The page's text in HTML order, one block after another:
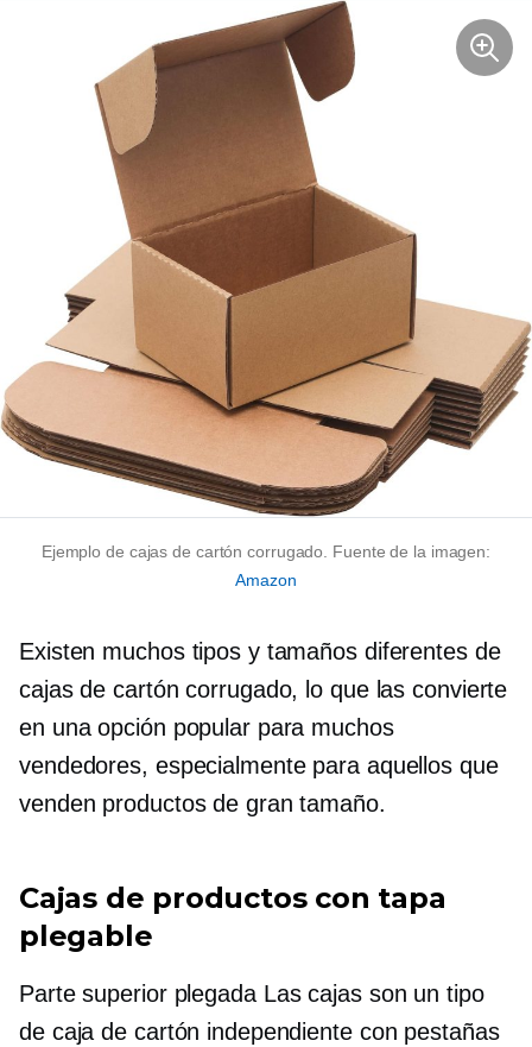
Ejemplo de cajas de cartón corrugado. Fuente de la imagen:
Amazon
Existen muchos tipos y tamaños diferentes de
cajas de cartón corrugado, lo que las convierte
en una opción popular para muchos
vendedores, especialmente para aquellos que
venden productos de gran tamaño.
Cajas de productos con tapa
plegable
Parte superior plegadaLas cajas son un tipo
de caja de cartón independiente con pestañas